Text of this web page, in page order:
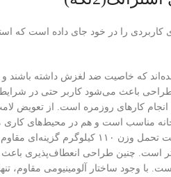
کاربردی را در خود جای داده است که
که خاصیت ضد لغزش داشته باشند و
باعث می‌شود کاربر حتی در
برای انجام کارهای روزمره است.
است و هم در محیط‌های کاری مانند
با ظرفیت تحمل وزن ۱۱۰